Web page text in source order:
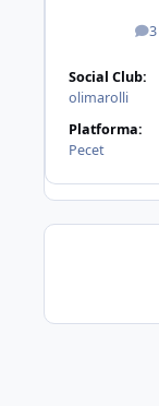
3
Social Club:
olimarolli
Platforma:
Pecet